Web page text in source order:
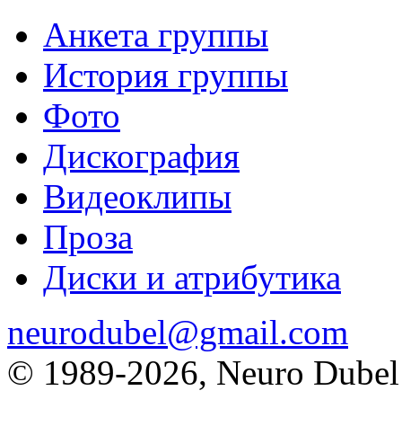
Анкета группы
История группы
Фото
Дискография
Видеоклипы
Проза
Диски и атрибутика
neurodubel@gmail.com
© 1989-2026, Neuro Dubel